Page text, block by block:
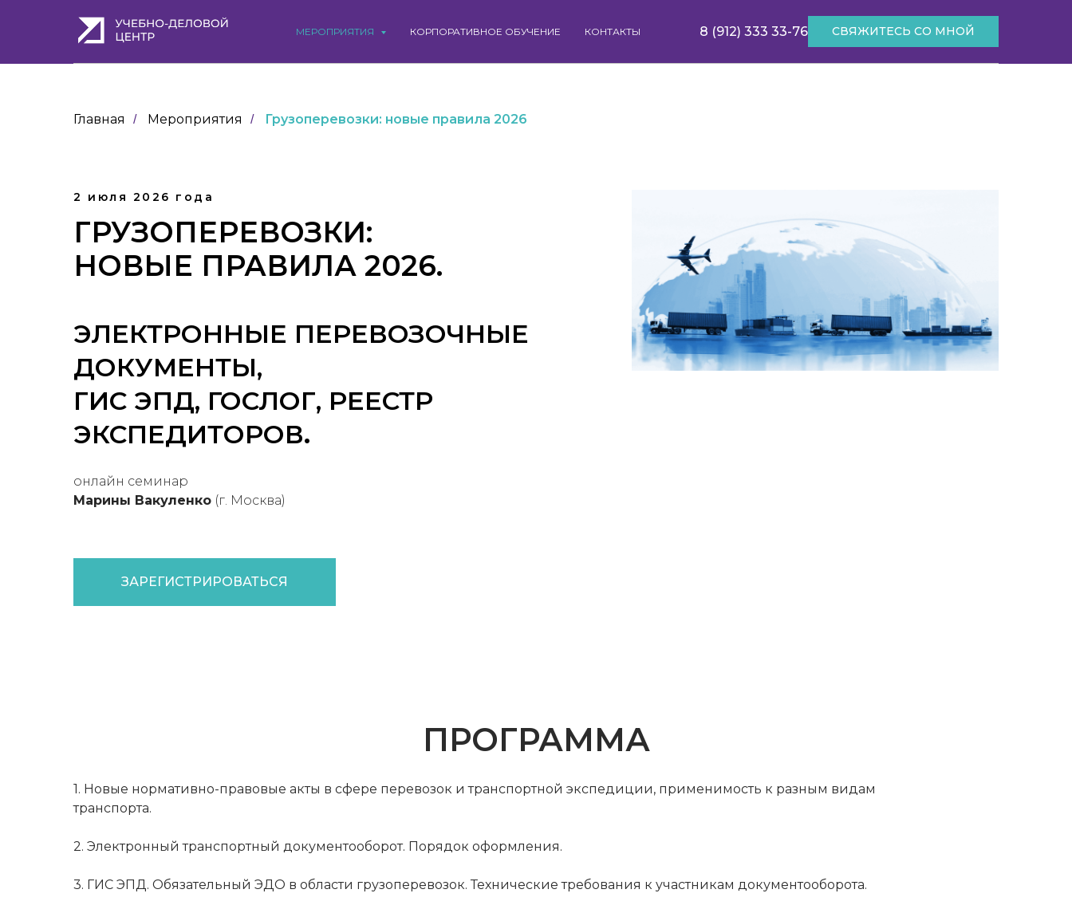
МЕРОПРИЯТИЯ КОРПОРАТИВНОЕ ОБУЧЕНИЕ КОНТАКТЫ 8 (912) 333 33-76 СВЯЖИТЕСЬ СО МНОЙ
Главная / Мероприятия / Грузоперевозки: новые правила 2026
2 июля 2026 года
ГРУЗОПЕРЕВОЗКИ:
НОВЫЕ ПРАВИЛА 2026.
ЭЛЕКТРОННЫЕ ПЕРЕВОЗОЧНЫЕ
ДОКУМЕНТЫ,
ГИС ЭПД, ГОСЛОГ, РЕЕСТР
ЭКСПЕДИТОРОВ.
онлайн семинар
Марины Вакуленко (г. Москва)
ЗАРЕГИСТРИРОВАТЬСЯ
ПРОГРАММА
1. Новые нормативно-правовые акты в сфере перевозок и транспортной экспедиции, применимость к разным видам
транспорта.
2. Электронный транспортный документооборот. Порядок оформления.
3. ГИС ЭПД. Обязательный ЭДО в области грузоперевозок. Технические требования к участникам документооборота.